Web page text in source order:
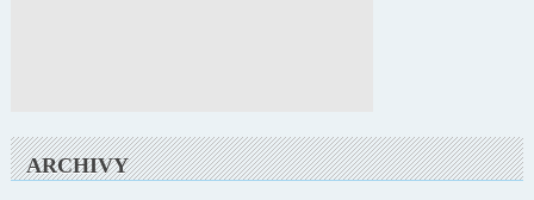
ARCHIVY